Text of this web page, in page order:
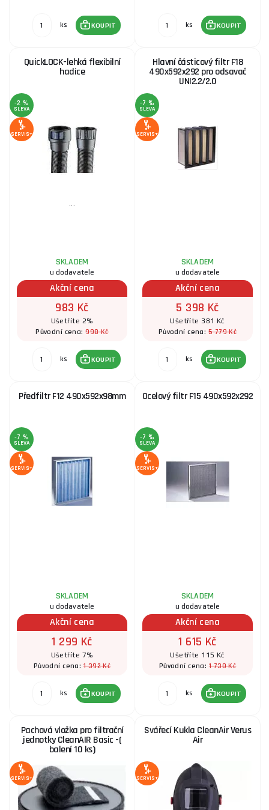
ks KOUPIT ks KOUPIT
QuickLOCK-lehká flexibilní
hadice
-2 %
SLEVA
SERVIS+
...
SKLADEM
u dodavatele
Akční cena
983 Kč
Ušetříte 2%
Původní cena:998 Kč
ks KOUPIT
Hlavní částicový filtr F18
490x592x292 pro odsavač
UNI2.2/2.0
-7 %
SLEVA
SERVIS+
SKLADEM
u dodavatele
Akční cena
5 398 Kč
Ušetříte 381 Kč
Původní cena:5 779 Kč
ks KOUPIT
Předfiltr F12 490x592x98mm
-7 %
SLEVA
SERVIS+
SKLADEM
u dodavatele
Akční cena
1 299 Kč
Ušetříte 7%
Původní cena:1 392 Kč
ks KOUPIT
Ocelový filtr F15 490x592x292
-7 %
SLEVA
SERVIS+
SKLADEM
u dodavatele
Akční cena
1 615 Kč
Ušetříte 115 Kč
Původní cena:1 730 Kč
ks KOUPIT
Pachová vložka pro filtrační
jednotky CleanAIR Basic -(
balení 10 ks)
SERVIS+
Svářecí Kukla CleanAir Verus
Air
SERVIS+